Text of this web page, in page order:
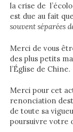
la crise de
est due au fait
souvent séparées
Merci de vous
des plus petits
l’Église de Chine.
Merci pour cet
renonciation
de toute sa
poursuivre votre